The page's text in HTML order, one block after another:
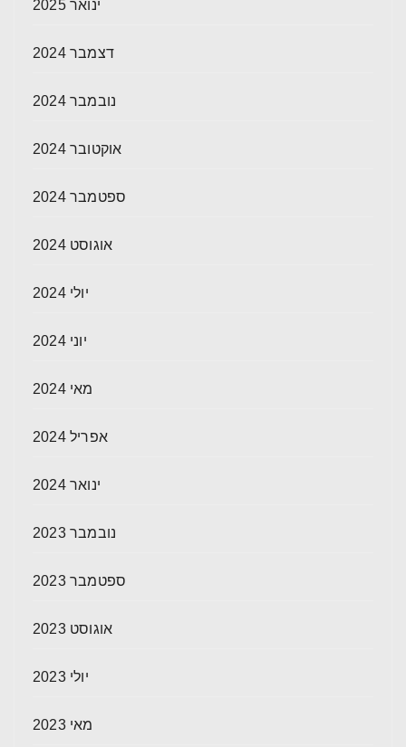
ינואר 2025
דצמבר 2024
נובמבר 2024
אוקטובר 2024
ספטמבר 2024
אוגוסט 2024
יולי 2024
יוני 2024
מאי 2024
אפריל 2024
ינואר 2024
נובמבר 2023
ספטמבר 2023
אוגוסט 2023
יולי 2023
מאי 2023